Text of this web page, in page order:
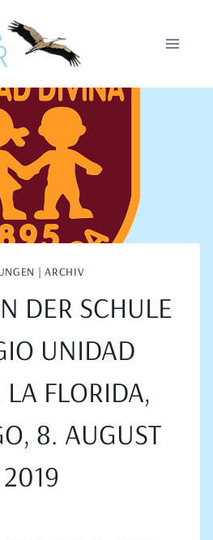
| ARCHIV
DER SCHULE
UNIDAD
FLORIDA,
8. AUGUST
2019